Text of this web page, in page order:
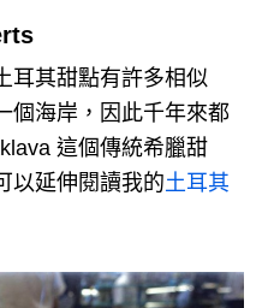
耳其甜點有許多相似
個海岸，因此千年來都
這個傳統希臘甜
以延伸閱讀我的土耳其